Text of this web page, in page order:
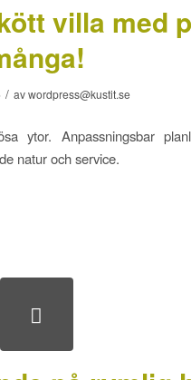
villa med
/ avwordpress@kustit.se
ytor. Anpassningsbar
natur och service.